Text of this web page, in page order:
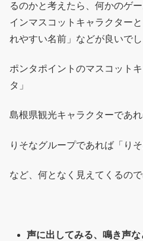
るのかと考えたら、何かのゲ
インマスコットキャラクター
れやすい名前」などが良いでし
ポンタポイントのマスコット
タ」
島根県観光キャラクターであれ
りそなグループであれば「りそ
など、何となく見えてくるの
声に出してみる、鳴き声な